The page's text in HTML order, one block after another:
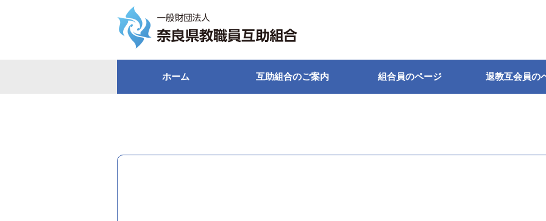
ホーム 互助組合のご案内 組合員のページ 退教互会員の